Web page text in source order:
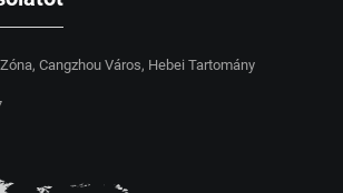
Cangzhou Város, Hebei Tartomány